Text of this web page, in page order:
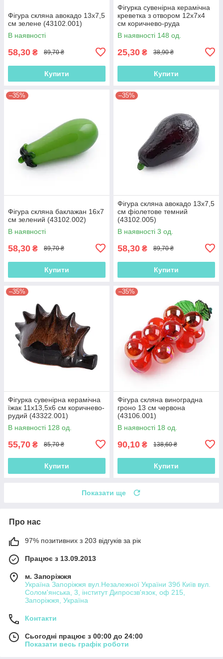
Фігура скляна авокадо 13х7,5
см зелене (43102.001)
В наявності
58,30 ₴ 89,70 ₴
Купити
Фігурка сувенірна керамічна
креветка з отвором 12х7х4
см коричнево-руда
(43308.002)
В наявності 148 од.
25,30 ₴ 38,90 ₴
Купити
–35%
Фігура скляна баклажан 16х7
см зелений (43102.002)
В наявності
58,30 ₴ 89,70 ₴
Купити
–35%
Фігура скляна авокадо 13х7,5
см фіолетове темний
(43102.005)
В наявності 3 од.
58,30 ₴ 89,70 ₴
Купити
–35%
Фігурка сувенірна керамічна
їжак 11х13,5х6 см коричнево-
рудий (43322.001)
В наявності 128 од.
55,70 ₴ 85,70 ₴
Купити
–35%
Фігура скляна виноградна
гроно 13 см червона
(43106.001)
В наявності 18 од.
90,10 ₴ 138,60 ₴
Купити
Показати ще
Про нас
97% позитивних з 203 відгуків за рік
Працює з 13.09.2013
м. Запоріжжя
Україна Запоріжжя вул.Незалежної України 39б Київ вул.
Солом'янська, 3, інститут Дипросзв'язок, оф 215,
Запоріжжя, Україна
Контакти
Сьогодні працює з 00:00 до 24:00
Показати весь графік роботи